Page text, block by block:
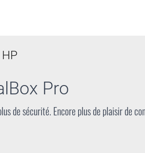
Pro
de sécurité. Encore plus de plaisir de